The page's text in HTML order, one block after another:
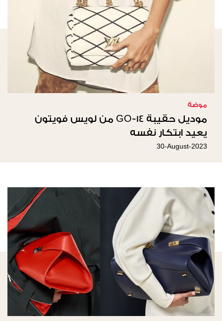
موضة
موديل حقيبة GO-14 من لويس فويتون
يعيد ابتكار نفسه
30-August-2023